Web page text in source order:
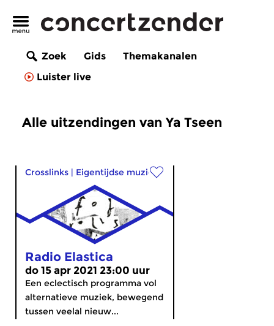
Zoek Gids
Themakanalen
Luister live
Alle uitzendingen van Ya Tseen
Crosslinks | Eigentijdse muziek
Radio Elastica
do 15 apr 2021 23:00 uur
Een eclectisch programma vol
alternatieve muziek, bewegend
tussen veelal nieuw...